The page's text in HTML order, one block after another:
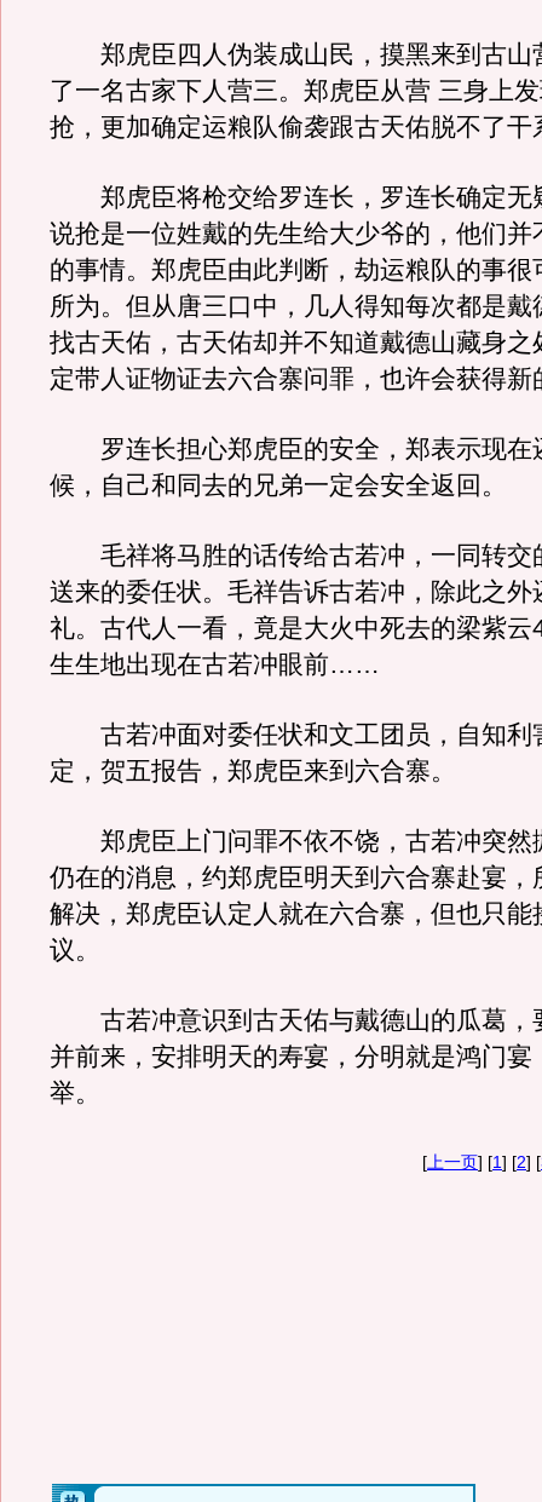
郑虎臣四人伪装成山民，摸黑来到古山
了一名古家下人营三。郑虎臣从营 三身上
抢，更加确定运粮队偷袭跟古天佑脱不了干
郑虎臣将枪交给罗连长，罗连长确定无
说抢是一位姓戴的先生给大少爷的，他们并
的事情。郑虎臣由此判断，劫运粮队的事很
所为。但从唐三口中，几人得知每次都是戴
找古天佑，古天佑却并不知道戴德山藏身之
定带人证物证去六合寨问罪，也许会获得新
罗连长担心郑虎臣的安全，郑表示现在
候，自己和同去的兄弟一定会安全返回。
毛祥将马胜的话传给古若冲，一同转交
送来的委任状。毛祥告诉古若冲，除此之外
礼。古代人一看，竟是大火中死去的梁紫云
生生地出现在古若冲眼前……
古若冲面对委任状和文工团员，自知利
定，贺五报告，郑虎臣来到六合寨。
郑虎臣上门问罪不依不饶，古若冲突然
仍在的消息，约郑虎臣明天到六合寨赴宴，
解决，郑虎臣认定人就在六合寨，但也只能
议。
古若冲意识到古天佑与戴德山的瓜葛，
并前来，安排明天的寿宴，分明就是鸿门宴
举。
[ 上一页] [1] [2] [